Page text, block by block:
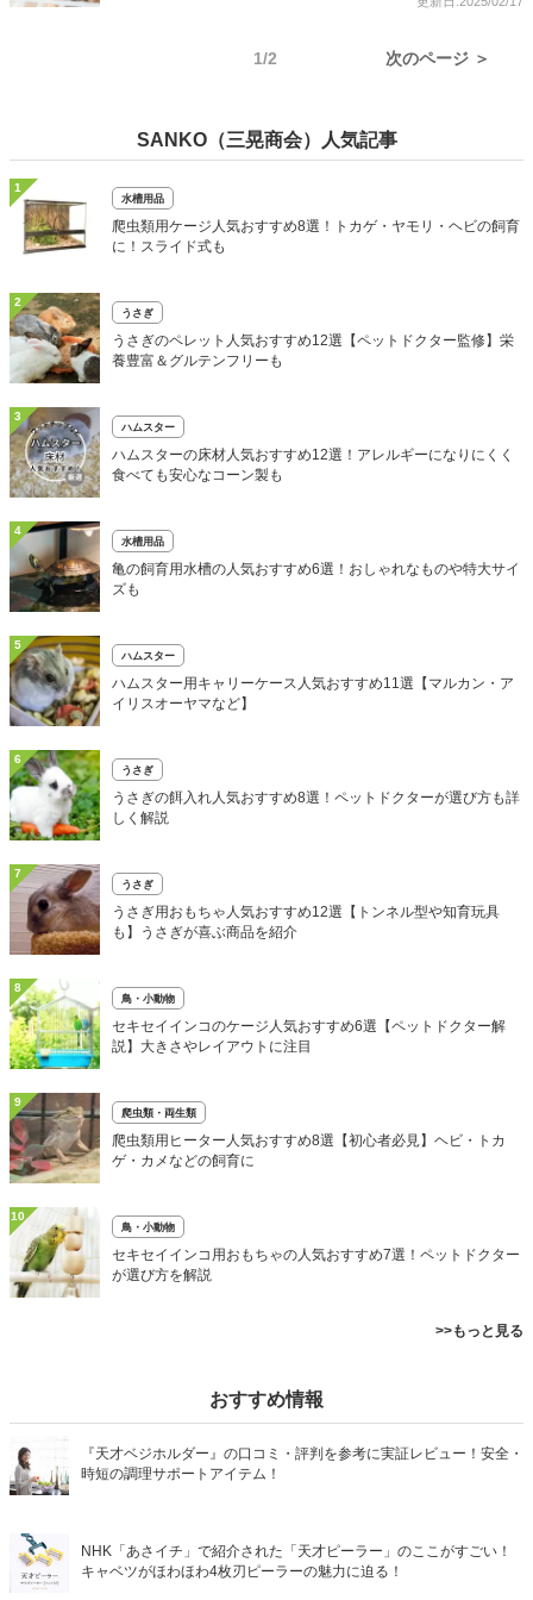
1/2 次のページ ＞
SANKO（三晃商会）人気記事
1
水槽用品
爬虫類用ケージ人気おすすめ8選！トカゲ・ヤモリ・ヘビの飼育
に！スライド式も
2
うさぎ
うさぎのペレット人気おすすめ12選【ペットドクター監修】栄
養豊富＆グルテンフリーも
3
ハムスター
ハムスターの床材人気おすすめ12選！アレルギーになりにくく
食べても安心なコーン製も
4
水槽用品
亀の飼育用水槽の人気おすすめ6選！おしゃれなものや特大サイ
ズも
5
ハムスター
ハムスター用キャリーケース人気おすすめ11選【マルカン・ア
イリスオーヤマなど】
6
うさぎ
うさぎの餌入れ人気おすすめ8選！ペットドクターが選び方も詳
しく解説
7
うさぎ
うさぎ用おもちゃ人気おすすめ12選【トンネル型や知育玩具
も】うさぎが喜ぶ商品を紹介
8
鳥・小動物
セキセイインコのケージ人気おすすめ6選【ペットドクター解
説】大きさやレイアウトに注目
9
爬虫類・両生類
爬虫類用ヒーター人気おすすめ8選【初心者必見】ヘビ・トカ
ゲ・カメなどの飼育に
10
鳥・小動物
セキセイインコ用おもちゃの人気おすすめ7選！ペットドクター
が選び方を解説
>>もっと見る
おすすめ情報
『天才ベジホルダー』の口コミ・評判を参考に実証レビュー！安全・
時短の調理サポートアイテム！
NHK「あさイチ」で紹介された「天才ピーラー」のここがすごい！
キャベツがほわほわ4枚刃ピーラーの魅力に迫る！